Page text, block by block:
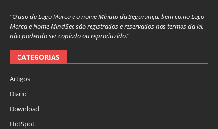
“O uso da Logo Marca e o nome Minuto da Segurança, bem como Logo
Marca e Nome MindSec são registrados e reservados nos termos da lei,
não podendo ser copiado ou reproduzido.”
CATEGORIAS
Artigos
Diario
Download
HotSpot